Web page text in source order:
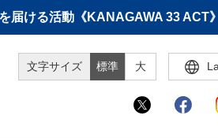
ける活動《KANAGAWA 33 ACT
文字サイズ 標準 大